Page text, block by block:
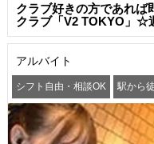
クラブ好きの方であれば
クラブ「V2 TOKYO」☆
アルバイト
シフト自由・相談OK 駅から